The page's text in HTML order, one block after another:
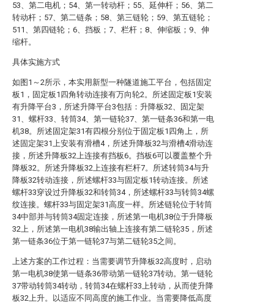
53、第二电机；54、第一转动杆；55、延伸杆；56、第二
转动杆；57、第二链条；58、第三链轮；59、第五链轮；
511、第四链轮；6、挡板；7、栏杆；8、伸缩板；9、伸
缩杆。
具体实施方式
如图1～2所示，本实用新型一种隧道施工平台，包括固定
板1，固定板1四角转动连接有万向轮2。所述固定板1安装
有升降平台3，所述升降平台3包括：升降板32、固定架
31、螺杆33、转筒34、第一链轮37、第一链条36和第一电
机38。所述固定架31有四根分别位于固定板1四角上，所
述固定架31上安装有滑槽4，所述升降板32与滑槽4滑动连
接，所述升降板32上连接有挡板6。挡板6可以覆盖整个升
降板32。所述升降板32上连接有栏杆7。所述转筒34与升
降板32转动连接，所述螺杆33与固定板1转动连接。所述
螺杆33穿设过升降板32和转筒34，所述螺杆33与转筒34螺
纹连接。螺杆33与固定架31高度一样。所述链轮位于转筒
34中部并与转筒34固定连接，所述第一电机38位于升降板
32上，所述第一电机38输出轴上连接有第二链轮35，所述
第一链条36位于第一链轮37与第二链轮35之间。
上述方案的工作过程：当需要调节升降板32高度时，启动
第一电机38使第一链条36带动第一链轮37转动。第一链轮
37带动转筒34转动，转筒34在螺杆33上转动，从而使升降
板32上升。以适应不同高度的施工作业。当需要降低高度